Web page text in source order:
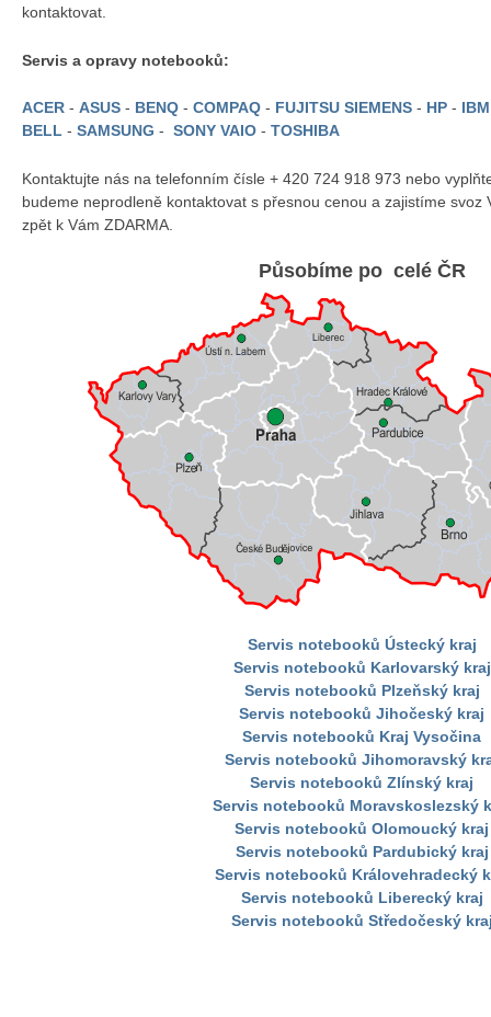
kontaktovat.
Servis a opravy notebooků:
ACER - ASUS - BENQ - COMPAQ - FUJITSU SIEMENS - HP -
BELL - SAMSUNG - SONY VAIO - TOSHIBA
Kontaktujte nás na telefonním čísle + 420 724 918 973 nebo
budeme neprodleně kontaktovat s přesnou cenou a zajistíme svoz
zpět k Vám ZDARMA.
Působíme po celé ČR
Servis notebooků Ústecký kraj
Servis notebooků Karlovarský kraj
Servis notebooků Plzeňský kraj
Servis notebooků Jihočeský kraj
Servis notebooků Kraj Vysočina
Servis notebooků Jihomoravský
Servis notebooků Zlínský kraj
Servis notebooků Moravskoslezský
Servis notebooků Olomoucký kraj
Servis notebooků Pardubický kraj
Servis notebooků Královehradecký
Servis notebooků Liberecký kraj
Servis notebooků Středočeský